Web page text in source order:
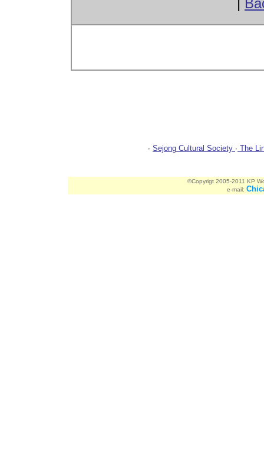
|
∙ Sejong Cultural Society ∙ The
©Copyrigt 2005-2011 KP
e-mail: